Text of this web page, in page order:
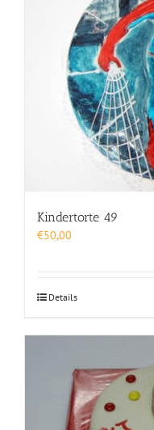
Kindertorte 49
€50,00
Details